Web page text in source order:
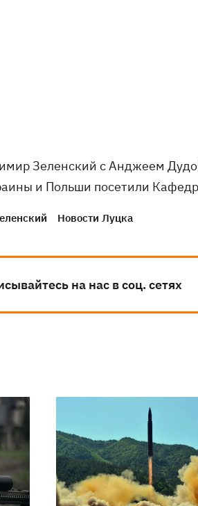
Зеленский с Анджеем
и Польши посетили
Новости Луцка
на нас в соц. сетях